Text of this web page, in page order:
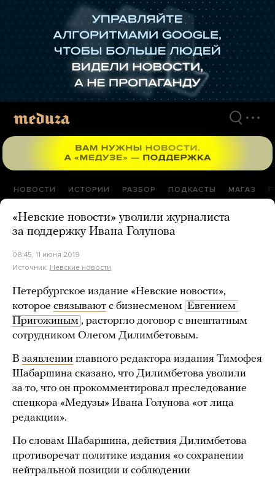
НОВОСТИ ИСТОРИИ РАЗБОР ПОДКАСТЫ МАГАЗ
«Невские новости» уволили журналиста
за поддержку Ивана Голунова
08:45, 11 июня 2019
Источник: Невские новости
Петербургское издание «Невские новости»,
которое связывают с бизнесменом Евгением
Пригожиным , расторгло договор с внештатным
сотрудником Олегом Дилимбетовым.
В заявлении главного редактора издания Тимофея
Шабаршина сказано, что Дилимбетова уволили
за то, что он прокомментировал преследование
спецкора «Медузы» Ивана Голунова «от лица
редакции».
По словам Шабаршина, действия Дилимбетова
противоречат политике издания «о сохранении
нейтральной позиции и соблюдении